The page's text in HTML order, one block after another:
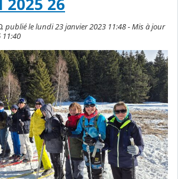
2025 26
publié le lundi 23 janvier 2023 11:48 - Mis à jour
11:40